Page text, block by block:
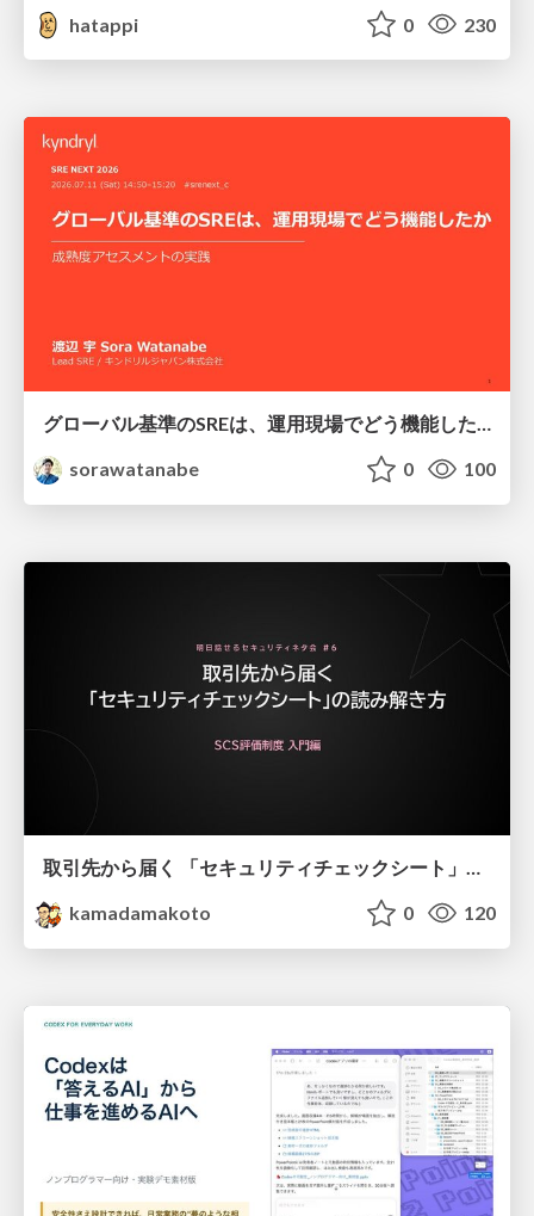
hatappi
0 230
グローバル基準のSREは、運用現場でどう機能したか：成熟度アセスメントの実践 ／ SRE NEXT 2026
sorawatanabe
0 100
取引先から届く 「セキュリティチェックシート」の読み解き方
kamadamakoto
0 120